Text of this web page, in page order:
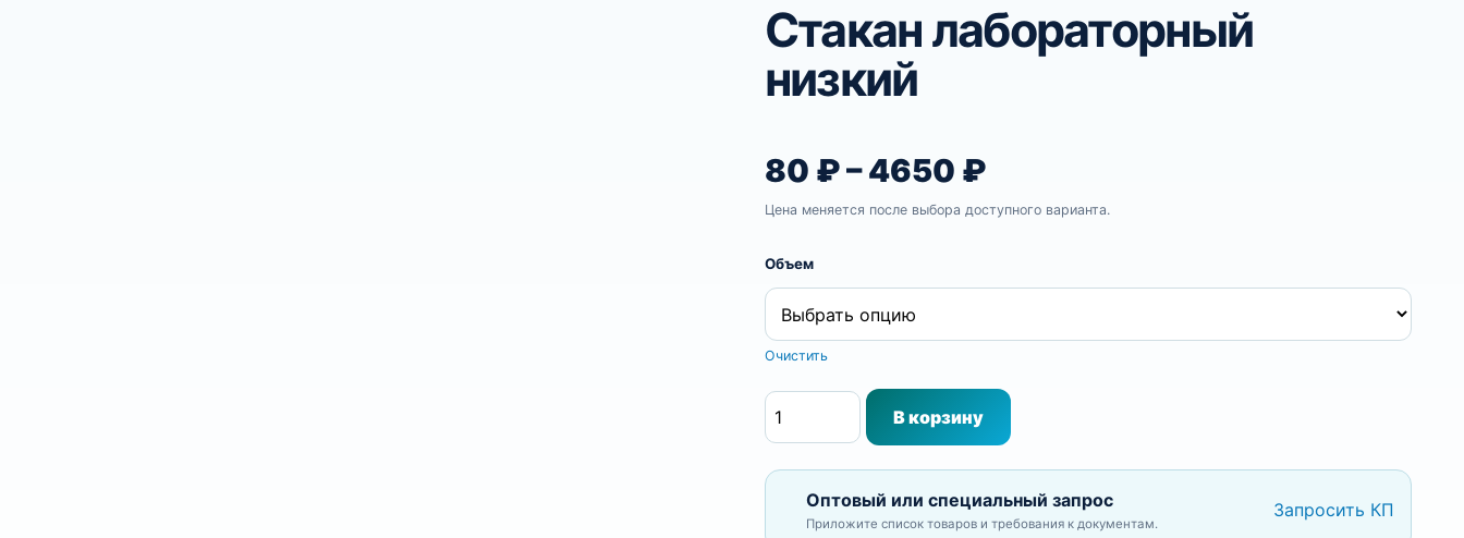
Стакан лабораторный
низкий
80 ₽– 4650 ₽Диапазон цен: 80 ₽ – 4650 ₽
Цена меняется после выбора доступного варианта.
Объем
Очистить
Количество товара Стакан лабораторный низкий
В корзину
Оптовый или специальный запрос
Приложите список товаров и требования к документам.
Запросить КП